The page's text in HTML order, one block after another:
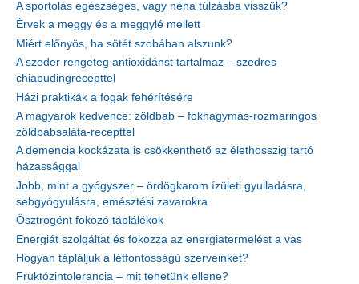
A sportolás egészséges, vagy néha túlzásba visszük?
Érvek a meggy és a meggylé mellett
Miért előnyös, ha sötét szobában alszunk?
A szeder rengeteg antioxidánst tartalmaz – szedres
chiapudingrecepttel
Házi praktikák a fogak fehérítésére
A magyarok kedvence: zöldbab – fokhagymás-rozmaringos
zöldbabsaláta-recepttel
A demencia kockázata is csökkenthető az élethosszig tartó
házassággal
Jobb, mint a gyógyszer – ördögkarom ízületi gyulladásra,
sebgyógyulásra, emésztési zavarokra
Ösztrogént fokozó táplálékok
Energiát szolgáltat és fokozza az energiatermelést a vas
Hogyan tápláljuk a létfontosságú szerveinket?
Fruktózintolerancia – mit tehetünk ellene?